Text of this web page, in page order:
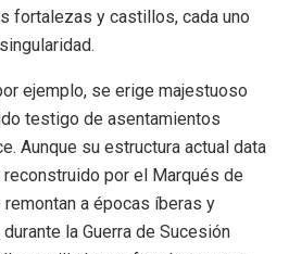
fortalezas y castillos, cada uno
ejemplo, se erige majestuoso
testigo de asentamientos
Aunque su estructura actual data
por el Marqués de
a épocas íberas y
la Guerra de Sucesión